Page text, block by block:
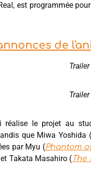
est programmée
de
réalise le projet au
que Miwa Yoshida (
par Myu (Phantom
Takata Masahiro (The